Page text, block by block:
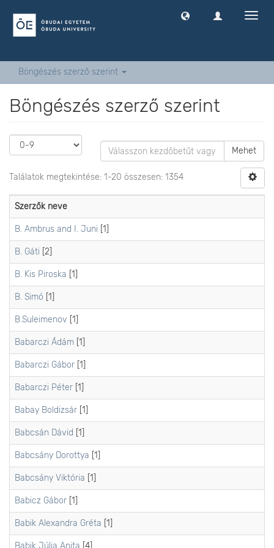
Böngészés szerző szerint
Böngészés szerző szerint
Mehet
Találatok megtekintése: 1-20 összesen: 1354
Szerzők neve
B. Ambrus and I. Juni [1]
B. Gáti [2]
B. Kis Piroska [1]
B. Simó [1]
B.Suleimenov [1]
Babarczi Ádám [1]
Babarczi Gábor [1]
Babarczi Péter [1]
Babay Boldizsár [1]
Babcsán Dávid [1]
Babcsány Dorottya [1]
Babcsány Viktória [1]
Babicz Gábor [1]
Babik Alexandra Gréta [1]
Babik Júlia Anita [4]